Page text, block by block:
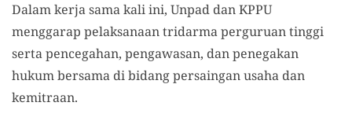
Dalam kerja sama kali ini, Unpad dan KPPU
menggarap pelaksanaan tridarma perguruan tinggi
serta pencegahan, pengawasan, dan penegakan
hukum bersama di bidang persaingan usaha dan
kemitraan.